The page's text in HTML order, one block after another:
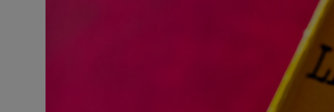
Conseils fiscalité d’entreprise